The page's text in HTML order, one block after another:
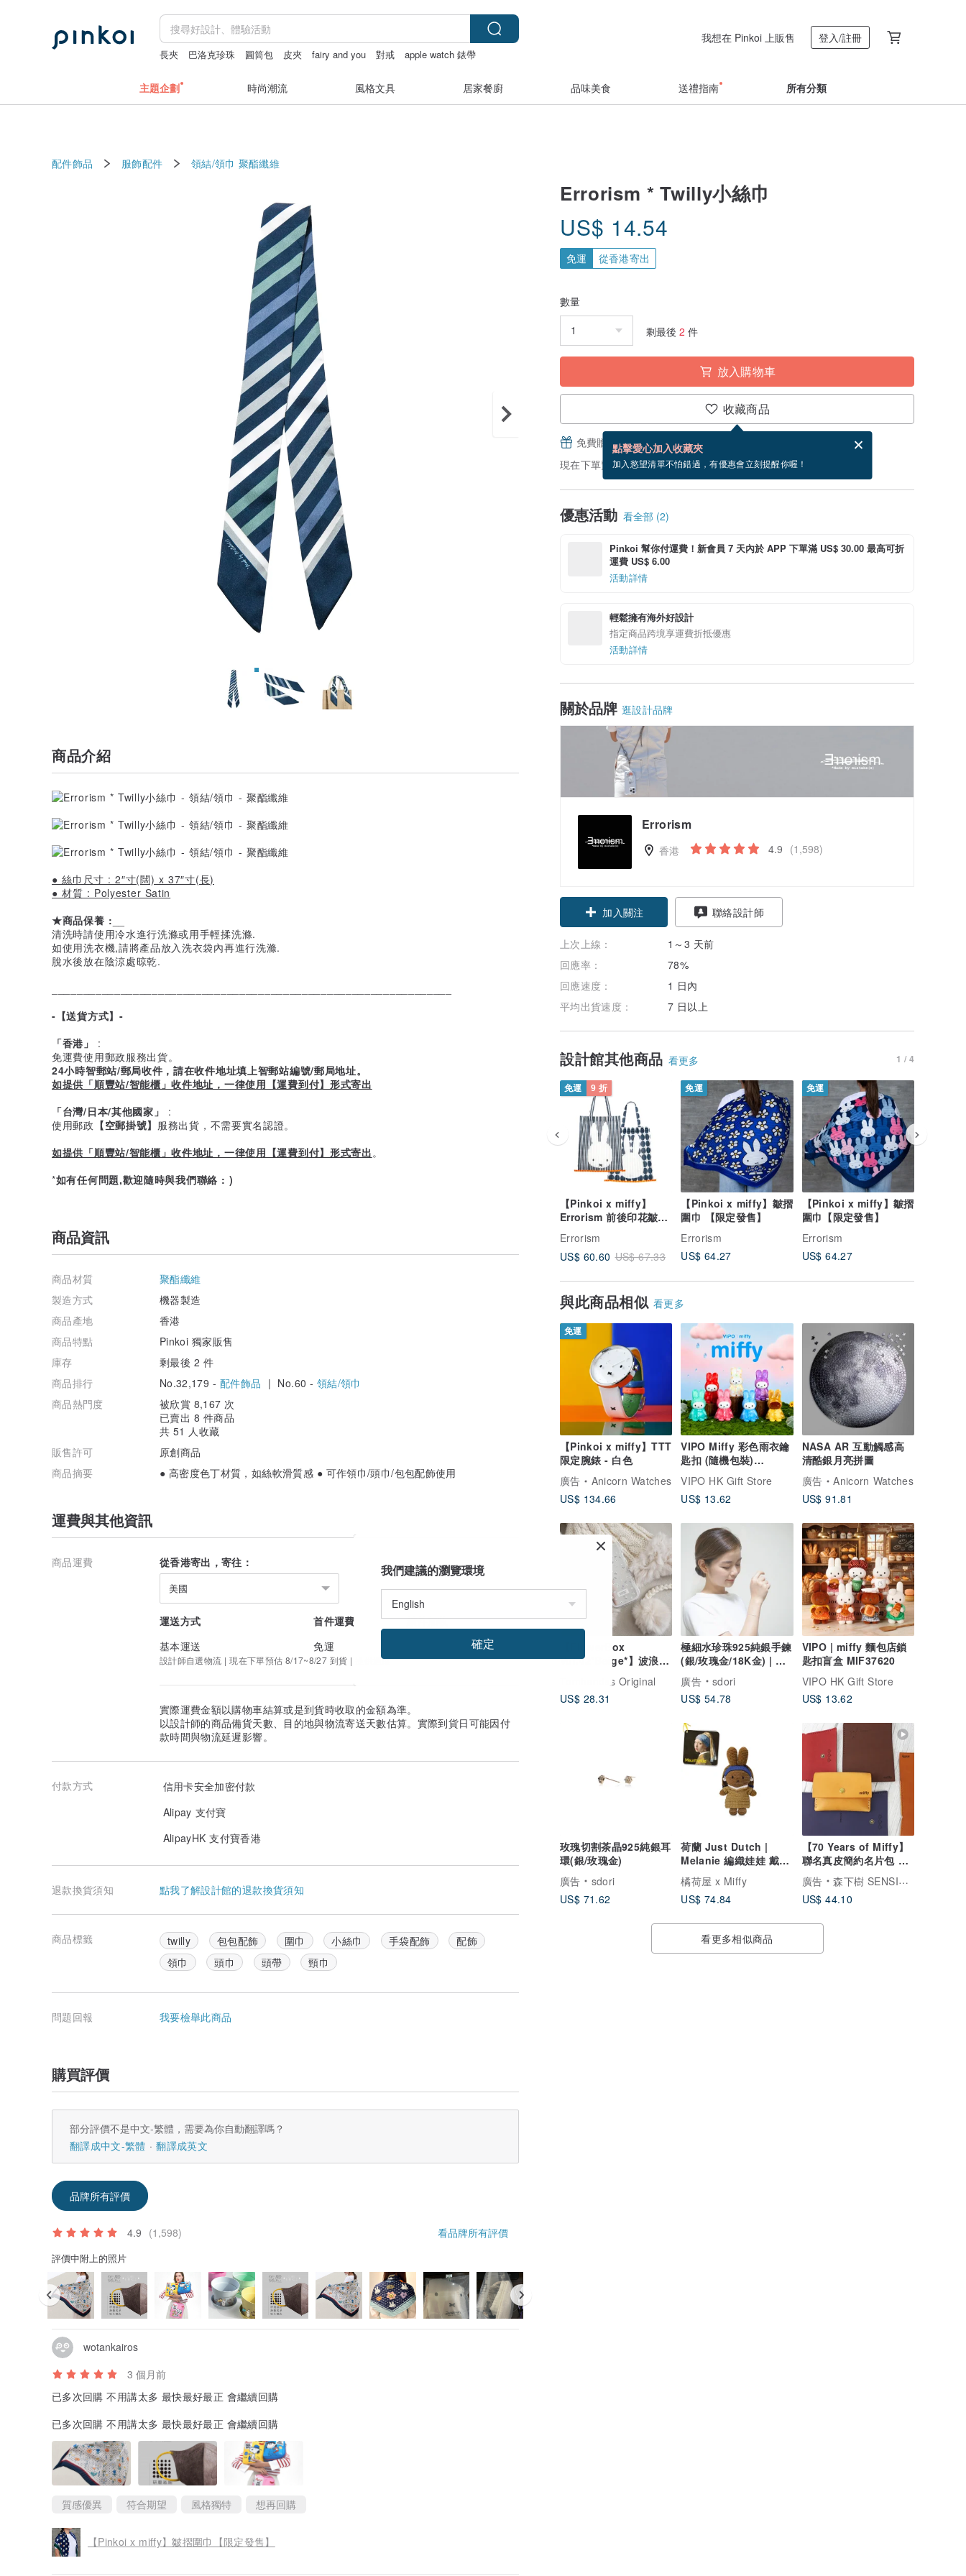
長夾 巴洛克珍珠 圓筒包 皮夾 fairy and you 對戒
apple watch 錶帶
我想在 Pinkoi 上販售 登入/註冊
主題企劃 時尚潮流 風格文具 居家餐廚 品味美食 送禮指南 所有分類
配件飾品 服飾配件 領結/領巾 聚酯纖維
Errorism * Twilly小絲巾
US$ 14.54
免運 從香港寄出
數量
剩最後 2 件
放入購物車
收藏商品
點擊愛心加入收藏夾
加入慾望清單不怕錯過，有優惠會立刻提醒你喔！
免費贈送電子賀卡，結帳完成後填寫
現在下單預估 8/17~8/27 到貨。
優惠活動 看全部 (2)
Pinkoi 幫你付運費！新會員 7 天內於 APP 下單滿 US$ 30.00 最高可折
運費 US$ 6.00
活動詳情
輕鬆擁有海外好設計
指定商品跨境享運費折抵優惠
活動詳情
關於品牌 逛設計品牌
Errorism
香港 4.9 (1,598)
加入關注 聯絡設計師
上次上線：
1～3 天前
回應率：
78%
回應速度：
1 日內
平均出貨速度：
7 日以上
設計館其他商品 看更多 1 / 4
免運 9 折
【Pinkoi x miffy】
Errorism 前後印花皺摺
網袋【限定商品】
Errorism
US$ 60.60 US$ 67.33
免運
【Pinkoi x miffy】皺摺
圍巾 【限定發售】
Errorism
US$ 64.27
免運
【Pinkoi x miffy】皺摺
圍巾【限定發售】
Errorism
US$ 64.27
與此商品相似 看更多
免運
【Pinkoi x miffy】TTT
限定腕錶 - 白色
廣告
Anicorn Watches
US$ 134.66
VIPO Miffy 彩色雨衣鑰
匙扣 (隨機包裝)
MIF37655
VIPO HK Gift Store
US$ 13.62
NASA AR 互動觸感高
清酷銀月亮拼圖
廣告
Anicorn Watches
US$ 91.81
【FlowerBox
Vol.42*Beige*】波浪邊
Tomhandss Original
US$ 28.31
極細水珍珠925純銀手鍊
(銀/玫瑰金/18K金) | 珍
珠系列
廣告
sdori
US$ 54.78
VIPO | miffy 麵包店鎖
匙扣盲盒 MIF37620
VIPO HK Gift Store
US$ 13.62
玫瑰切割茶晶925純銀耳
環(銀/玫瑰金)
廣告
sdori
US$ 71.62
荷蘭 Just Dutch |
Melanie 編織娃娃 戴珍
珠耳環的少女
橘荷屋 x Miffy
US$ 74.84
【70 Years of Miffy】
聯名真皮簡約名片包 零
錢包 材料包
廣告
森下樹 SENSIASHU
US$ 44.10
看更多相似商品
商品介紹
● 絲巾尺寸 : 2″寸(闊) x 37″寸(長)
● 材質 : Polyester Satin
★商品保養 :
清洗時請使用冷水進行洗滌或用手輕揉洗滌.
如使用洗衣機,請將產品放入洗衣袋內再進行洗滌.
脫水後放在陰涼處晾乾.
-【 送貨方式】-
「香港」
:
免運費使用郵政服務出貨。
24小時智郵站/郵局收件，請在收件地址填上智郵站編號/郵局地址。
如提供「順豐站/智能櫃」收件地址，一律使用【 運費到付】形式寄出
「台灣/日本/其他國家」
:
使用郵政 【空郵掛號】 服務出貨，不需要實名認證。
如提供「順豐站/智能櫃」收件地址，一律使用【 運費到付】形式寄出 。
*如有任何問題,歡迎隨時與我們聯絡 : )
商品資訊
商品材質
聚酯纖維
製造方式
機器製造
商品產地
香港
商品特點
Pinkoi 獨家販售
庫存
剩最後 2 件
商品排行
No.32,179 - 配件飾品 | No.60 - 領結/領巾
商品熱門度
被欣賞 8,167 次
已賣出 8 件商品
共 51 人收藏
販售許可
原創商品
商品摘要
● 高密度色丁材質，如絲軟滑質感 ● 可作領巾/頭巾/包包配飾使用
運費與其他資訊
商品運費 從香港寄出，寄往：
美國
運送方式 首件運費
續件加收
基本運送
免運
設計師自選物流 | 現在下單預估 8/17~8/27 到貨 | 提供追蹤
實際運費金額以購物車結算或是到貨時收取的金額為準。
以設計師的商品備貨天數、目的地與物流寄送天數估算。實際到貨日可能因付
款時間與物流延遲影響。
付款方式
信用卡安全加密付款
Alipay 支付寶
AlipayHK 支付寶香港
退款換貨須知 點我了解設計館的退款換貨須知
商品標籤 twilly 包包配飾 圍巾 小絲巾 手袋配飾
配飾
領巾
頭巾 頭帶 頸巾
問題回報 我要檢舉此商品
購買評價
部分評價不是中文-繁體，需要為你自動翻譯嗎？
翻譯成中文-繁體
翻譯成英文
品牌所有評價
4.9 (1,598) 看品牌所有評價
評價中附上的照片
wotankairos
3 個月前
已多次回購 不用講太多 最快最好最正 會繼續回購
已多次回購 不用講太多 最快最好最正 會繼續回購
質感優異 符合期望 風格獨特 想再回購
【Pinkoi x miffy】皺摺圍巾【限定發售】
我們建議的瀏覽環境
確定